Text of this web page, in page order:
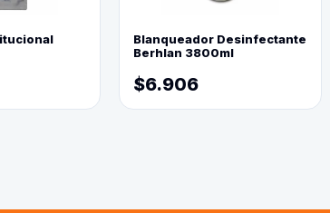
Blanqueador Desinfectante
Berhlan 3800ml
$6.906